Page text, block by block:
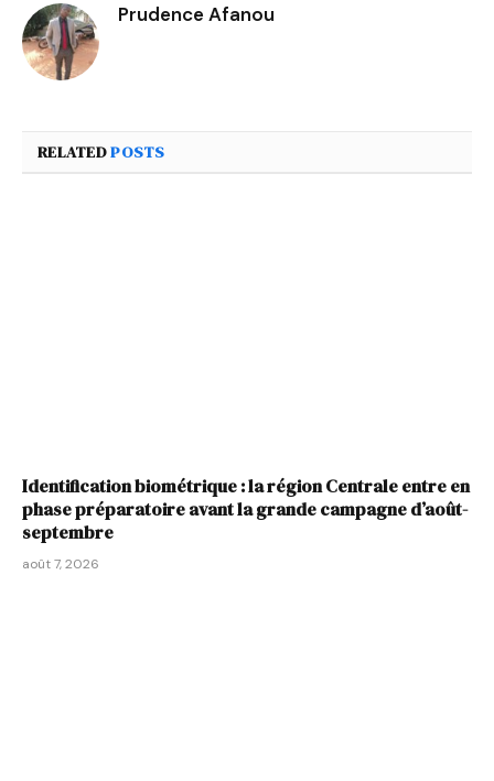
Prudence Afanou
RELATEDPOSTS
Identification biométrique : la région Centrale entre en
phase préparatoire avant la grande campagne d’août-
septembre
août 7, 2026